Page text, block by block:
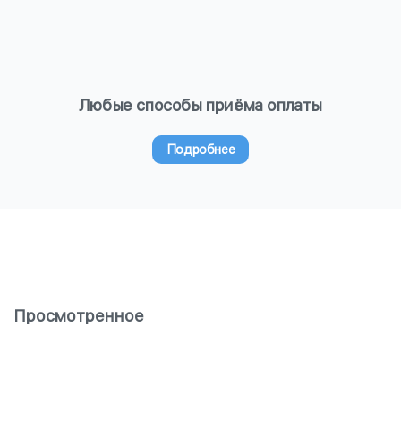
Любые способы приёма оплаты
Подробнее
Просмотренное